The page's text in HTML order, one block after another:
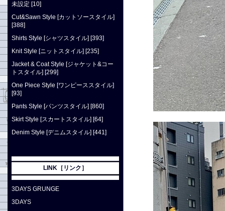
未設定 [10]
Cut&Sawn Style [カットソースタイル]
[388]
Shirts Style [シャツスタイル] [393]
Knit Style [ニットスタイル] [235]
Jacket & Coat Style [ジャケット&コー
トスタイル] [299]
One Piece Style [ワンピーススタイル]
[93]
Pants Style [パンツスタイル] [860]
Skirt Style [スカートスタイル] [64]
Denim Style [デニムスタイル] [441]
LINK［リンク］
3DAYS GRUNGE
3DAYS